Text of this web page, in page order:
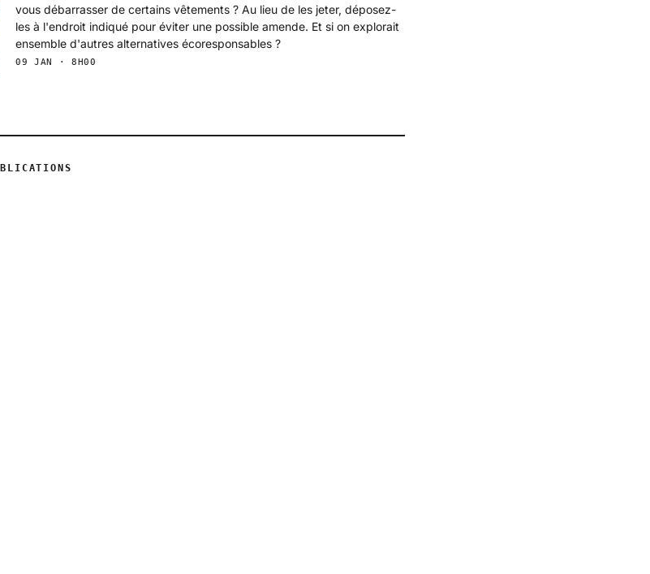
vous débarrasser de certains vêtements ? Au lieu de les jeter, déposez-
les à l'endroit indiqué pour éviter une possible amende. Et si on explorait
ensemble d'autres alternatives écoresponsables ?
09 JAN · 8H00